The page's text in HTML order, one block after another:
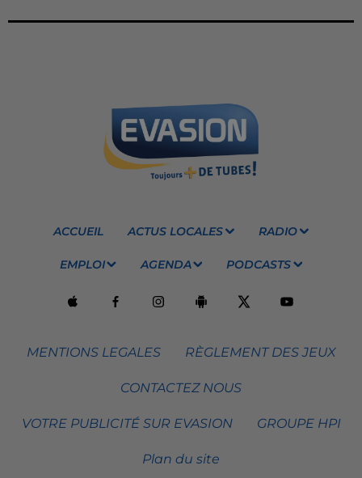
ACCUEIL ACTUS LOCALES RADIO
EMPLOI AGENDA PODCASTS
MENTIONS LEGALES RÈGLEMENT DES JEUX
CONTACTEZ NOUS
VOTRE PUBLICITÉ SUR EVASION GROUPE HPI
Plan du site